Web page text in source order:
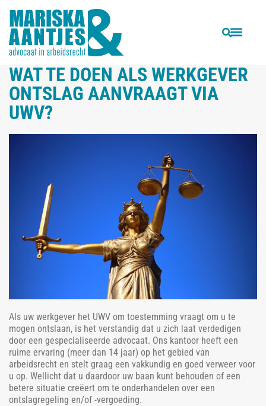
VORIGE VOLGENDE
WAT TE DOEN ALS WERKGEVER
ONTSLAG AANVRAAGT VIA
UWV?
Als uw werkgever het UWV om toestemming vraagt om u te
mogen ontslaan, is het verstandig dat u zich laat verdedigen
door een gespecialiseerde advocaat. Ons kantoor heeft een
ruime ervaring (meer dan 14 jaar) op het gebied van
arbeidsrecht en stelt graag een vakkundig en goed verweer voor
u op. Wellicht dat u daardoor uw baan kunt behouden of een
betere situatie creëert om te onderhandelen over een
ontslagregeling en/of -vergoeding.